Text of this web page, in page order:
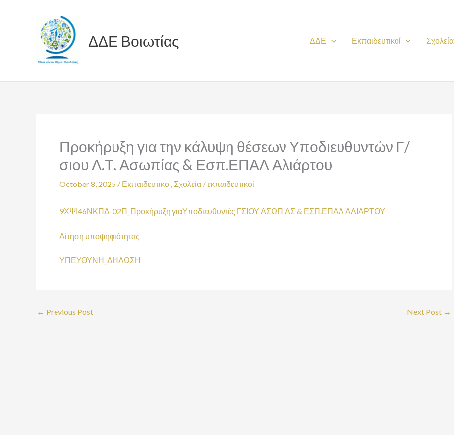
ΔΔΕ Βοιωτίας ΔΔΕ Εκπαιδευτικοί Σχολεία
Προκήρυξη για την κάλυψη θέσεων Υποδιευθυντών Γ/
σιου Λ.Τ. Ασωπίας & Εσπ.ΕΠΑΛ Αλιάρτου
October 8, 2025 / Εκπαιδευτικοί, Σχολεία /εκπαιδευτικοί
9ΧΨΙ46ΝΚΠΔ-02Π_Προκήρυξη γιαΥποδιευθυντές ΓΣΙΟΥ ΑΣΩΠΙΑΣ & ΕΣΠ.ΕΠΑΛ ΑΛΙΑΡΤΟΥ
Αίτηση υποψηφιότητας
ΥΠΕΥΘΥΝΗ_ΔΗΛΩΣΗ
← Previous Post Next Post →